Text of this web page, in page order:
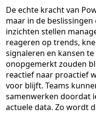
De echte kracht van
maar in de
inzichten stellen
reageren op trends,
signaleren en kansen
onopgemerkt zouden
reactief naar proactief
voor blijft. Teams
samenwerken doordat
actuele data. Zo wordt